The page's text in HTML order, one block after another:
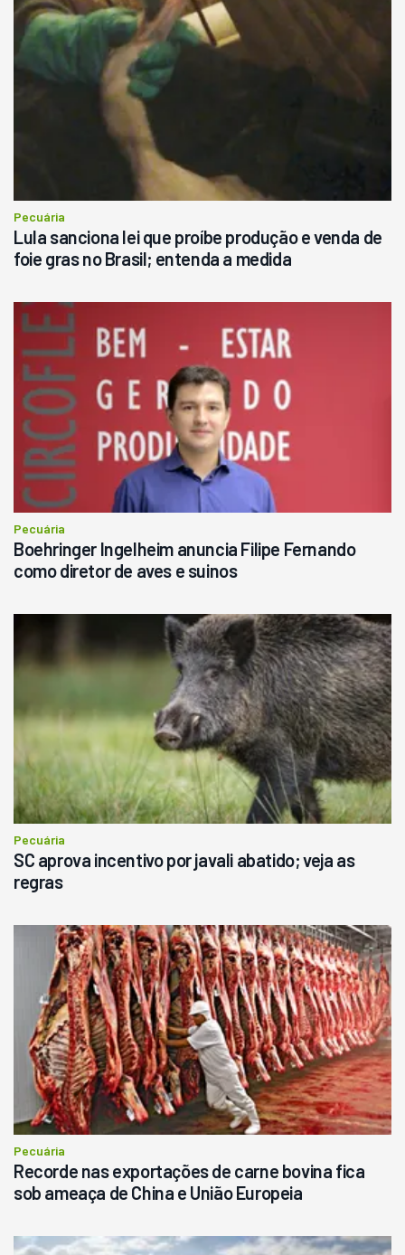
Pecuária
Lula sanciona lei que proíbe produção e venda de
foie gras no Brasil; entenda a medida
Pecuária
Boehringer Ingelheim anuncia Filipe Fernando
como diretor de aves e suinos
Pecuária
SC aprova incentivo por javali abatido; veja as
regras
Pecuária
Recorde nas exportações de carne bovina fica
sob ameaça de China e União Europeia